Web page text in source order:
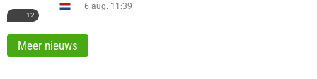
12
6 aug. 11:39
Meer nieuws